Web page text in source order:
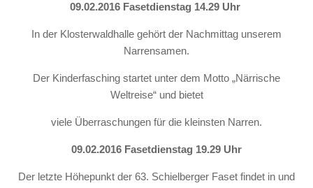
09.02.2016 Fasetdienstag 14.29 Uhr
In der Klosterwaldhalle gehört der Nachmittag unserem
Narrensamen.
Der Kinderfasching startet unter dem Motto „Närrische
Weltreise“ und bietet
viele Überraschungen für die kleinsten Narren.
09.02.2016 Fasetdienstag 19.29 Uhr
Der letzte Höhepunkt der 63. Schielberger Faset findet in und